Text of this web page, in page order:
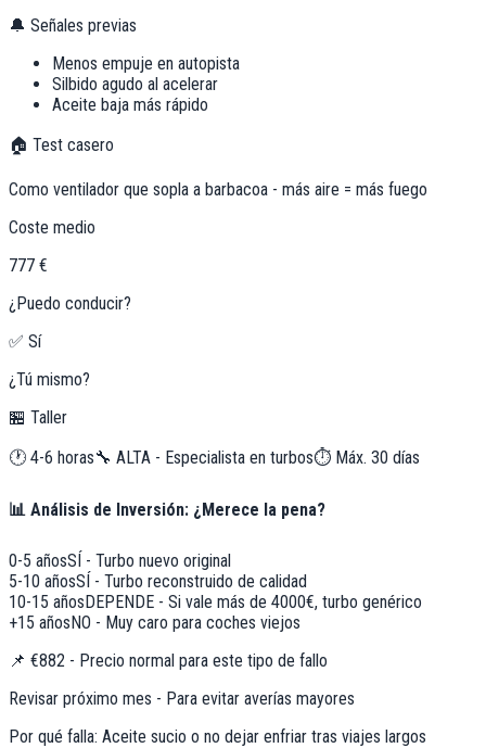
🔔 Señales previas
Menos empuje en autopista
Silbido agudo al acelerar
Aceite baja más rápido
🏠 Test casero
Como ventilador que sopla a barbacoa - más aire = más fuego
Coste medio
777 €
¿Puedo conducir?
✅ Sí
¿Tú mismo?
🏪 Taller
🕐 4-6 horas🔧 ALTA - Especialista en turbos⏱️ Máx. 30 días
📊 Análisis de Inversión: ¿Merece la pena?
0-5 añosSÍ - Turbo nuevo original
5-10 añosSÍ - Turbo reconstruido de calidad
10-15 añosDEPENDE - Si vale más de 4000€, turbo genérico
+15 añosNO - Muy caro para coches viejos
📌 €882 - Precio normal para este tipo de fallo
Revisar próximo mes - Para evitar averías mayores
Por qué falla: Aceite sucio o no dejar enfriar tras viajes largos